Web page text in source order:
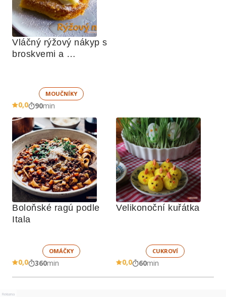
Vláčný rýžový nákyp s
broskvemi a
MOUČNÍKY
0,0 90min
Boloňské ragú podle
Itala
OMÁČKY
0,0 360min
Velikonoční kuřátka
CUKROVÍ
0,0 60min
Reklama